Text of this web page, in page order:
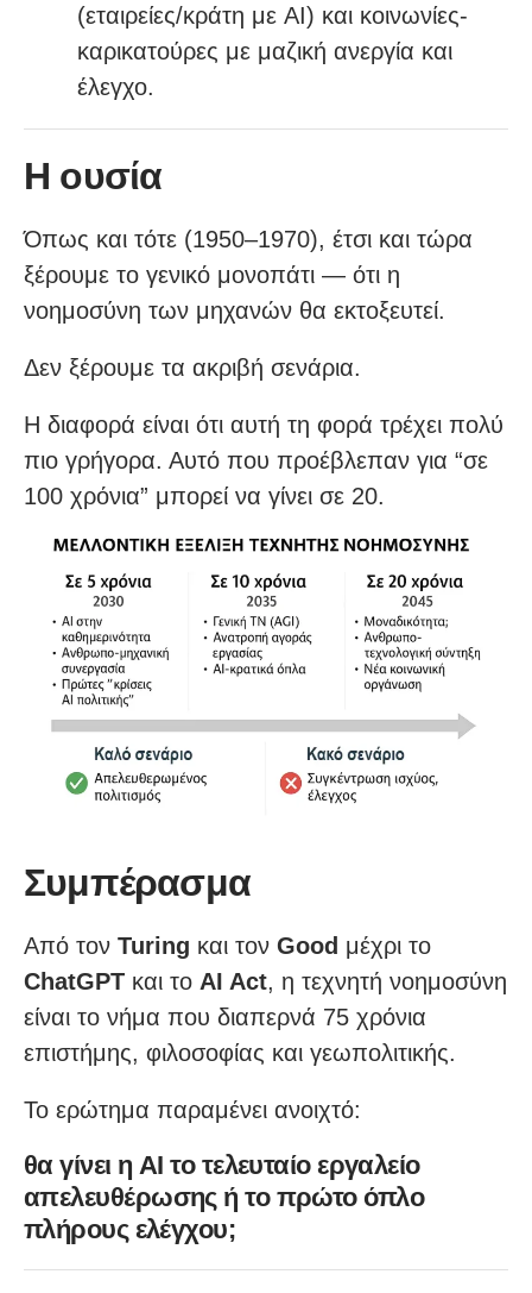
(εταιρείες/κράτη με AI) και κοινωνίες-
καρικατούρες με μαζική ανεργία και
έλεγχο.
Η ουσία
Όπως και τότε (1950–1970), έτσι και τώρα
ξέρουμε το γενικό μονοπάτι — ότι η
νοημοσύνη των μηχανών θα εκτοξευτεί.
Δεν ξέρουμε τα ακριβή σενάρια.
Η διαφορά είναι ότι αυτή τη φορά τρέχει πολύ
πιο γρήγορα. Αυτό που προέβλεπαν για “σε
100 χρόνια” μπορεί να γίνει σε 20.
Συμπέρασμα
Από τον Turing και τον Good μέχρι το
ChatGPT και το AI Act, η τεχνητή νοημοσύνη
είναι το νήμα που διαπερνά 75 χρόνια
επιστήμης, φιλοσοφίας και γεωπολιτικής.
Το ερώτημα παραμένει ανοιχτό:
θα γίνει η AI το τελευταίο εργαλείο
απελευθέρωσης ή το πρώτο όπλο
πλήρους ελέγχου;